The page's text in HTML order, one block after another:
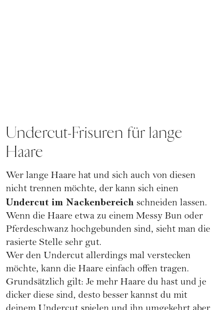
Undercut-Frisuren für lange
Haare
Wer lange Haare hat und sich auch von diesen
nicht trennen möchte, der kann sich einen
Undercut im Nackenbereich schneiden lassen.
Wenn die Haare etwa zu einem Messy Bun oder
Pferdeschwanz hochgebunden sind, sieht man die
rasierte Stelle sehr gut.
Wer den Undercut allerdings mal verstecken
möchte, kann die Haare einfach offen tragen.
Grundsätzlich gilt: Je mehr Haare du hast und je
dicker diese sind, desto besser kannst du mit